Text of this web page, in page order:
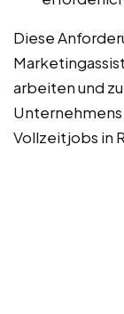
Diese
arbeiten und
Vollzeitjobs in